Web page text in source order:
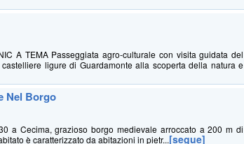
A TEMA Passeggiata agro-culturale con visita guidata del
ligure di Guardamonte alla scoperta della natura e
Nel Borgo
a Cecima, grazioso borgo medievale arroccato a 200 m di
è caratterizzato da abitazioni in pietr...[segue]